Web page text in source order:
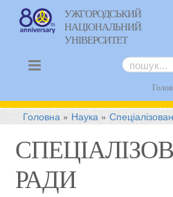
УЖГОРОДСЬКИЙ
НАЦІОНАЛЬНИЙ
УНІВЕРСИТЕТ
Головна » Наука »
РАДИ